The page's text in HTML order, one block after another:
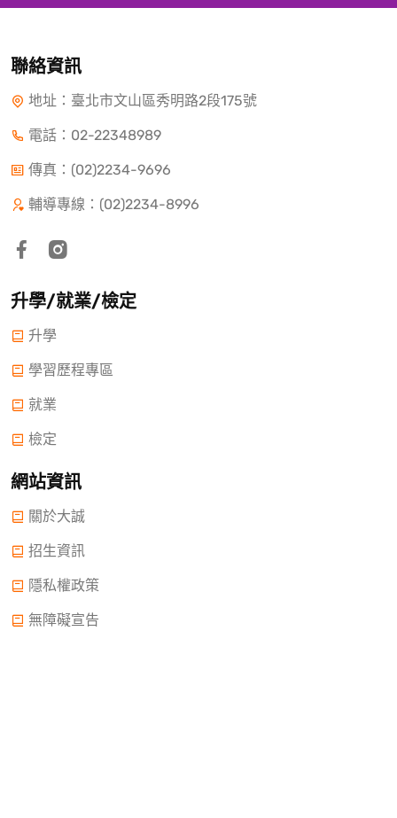
聯絡資訊
地址：臺北市文山區秀明路2段175號
電話： 02-22348989
傳真：(02)2234-9696
輔導專線：(02)2234-8996
升學/就業/檢定
升學
學習歷程專區
就業
檢定
網站資訊
關於大誠
招生資訊
隱私權政策
無障礙宣告